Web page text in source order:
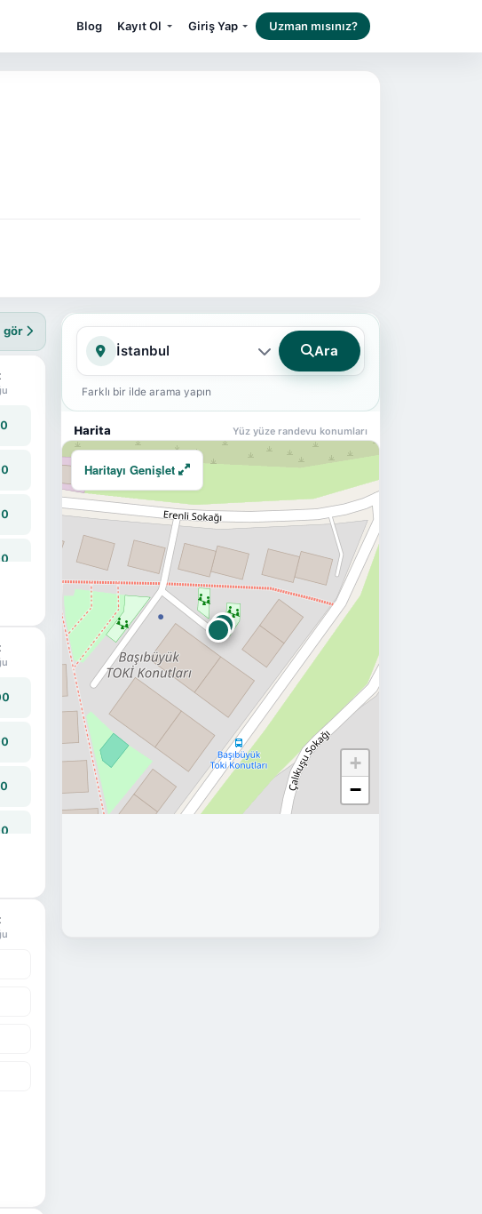
Blog Kayıt Ol Giriş Yap Uzman mısınız?
gör
İl
Ara
Farklı bir ilde arama yapın
Harita Yüz yüze randevu konumları
Haritayı Genişlet
+
−